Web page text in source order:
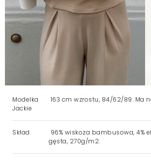
Modelka
Jackie
163 cm wzrostu, 84/62/89. Ma
Skład
96% wiskoza bambusowa, 4%
gęsta, 270g/m2.